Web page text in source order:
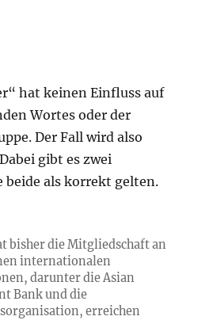
hat keinen Einfluss auf
Wortes oder der
Der Fall wird also
gibt es zwei
als korrekt gelten.
bisher die Mitgliedschaft an
internationalen
darunterdieAsian
Bank unddie
erreichen